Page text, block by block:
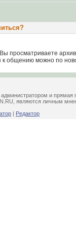
просматриваете
к общению можно по
и прямая
являются личным
| Редактор